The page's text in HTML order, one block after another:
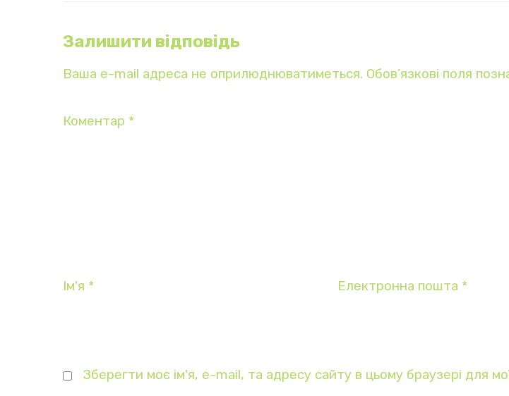
Залишити відповідь
Ваша e-mail адреса не оприлюднюватиметься. Обов’язкові поля
Коментар *
Ім'я * Електронна пошта *
Зберегти моє ім'я, e-mail, та адресу сайту в цьому браузері для